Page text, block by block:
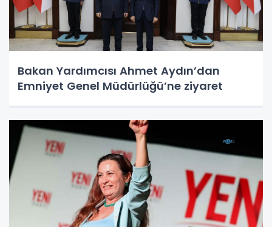
Bakan Yardımcısı Ahmet Aydın’dan
Emniyet Genel Müdürlüğü’ne ziyaret